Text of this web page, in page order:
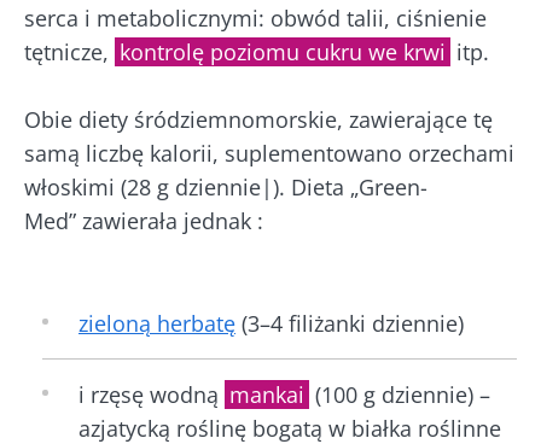
serca i metabolicznymi: obwód talii, ciśnienie
tętnicze, kontrolę poziomu cukru we krwi itp.
Obie diety śródziemnomorskie, zawierające tę
samą liczbę kalorii, suplementowano orzechami
włoskimi (28 g dziennie|). Dieta „Green-
Med” zawierała jednak :
zieloną herbatę (3–4 filiżanki dziennie)
i rzęsę wodną mankai (100 g dziennie) –
azjatycką roślinę bogatą w białka roślinne